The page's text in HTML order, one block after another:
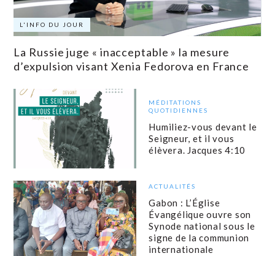
L'INFO DU JOUR
La Russie juge « inacceptable » la mesure
d’expulsion visant Xenia Fedorova en France
MÉDITATIONS
QUOTIDIENNES
Humiliez-vous devant le
Seigneur, et il vous
élèvera. Jacques 4:10
ACTUALITÉS
Gabon : L’Église
Évangélique ouvre son
Synode national sous le
signe de la communion
internationale